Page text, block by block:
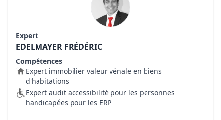
Expert
EDELMAYER FRÉDÉRIC
Compétences
Expert immobilier valeur vénale en biens
d'habitations
Expert audit accessibilité pour les personnes
handicapées pour les ERP